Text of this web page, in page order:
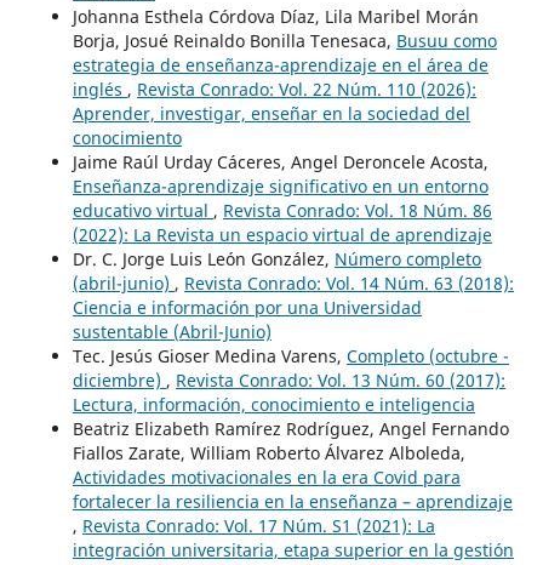
Johanna Esthela Córdova Díaz, Lila Maribel Morán
Borja, Josué Reinaldo Bonilla Tenesaca, Busuu como
estrategia de enseñanza-aprendizaje en el área de
inglés , Revista Conrado: Vol. 22 Núm. 110 (2026):
Aprender, investigar, enseñar en la sociedad del
conocimiento
Jaime Raúl Urday Cáceres, Angel Deroncele Acosta,
Enseñanza-aprendizaje significativo en un entorno
educativo virtual , Revista Conrado: Vol. 18 Núm. 86
(2022): La Revista un espacio virtual de aprendizaje
Dr. C. Jorge Luis León González, Número completo
(abril-junio) , Revista Conrado: Vol. 14 Núm. 63 (2018):
Ciencia e información por una Universidad
sustentable (Abril-Junio)
Tec. Jesús Gioser Medina Varens, Completo (octubre -
diciembre) , Revista Conrado: Vol. 13 Núm. 60 (2017):
Lectura, información, conocimiento e inteligencia
Beatriz Elizabeth Ramírez Rodríguez, Angel Fernando
Fiallos Zarate, William Roberto Álvarez Alboleda,
Actividades motivacionales en la era Covid para
fortalecer la resiliencia en la enseñanza – aprendizaje
, Revista Conrado: Vol. 17 Núm. S1 (2021): La
integración universitaria, etapa superior en la gestión